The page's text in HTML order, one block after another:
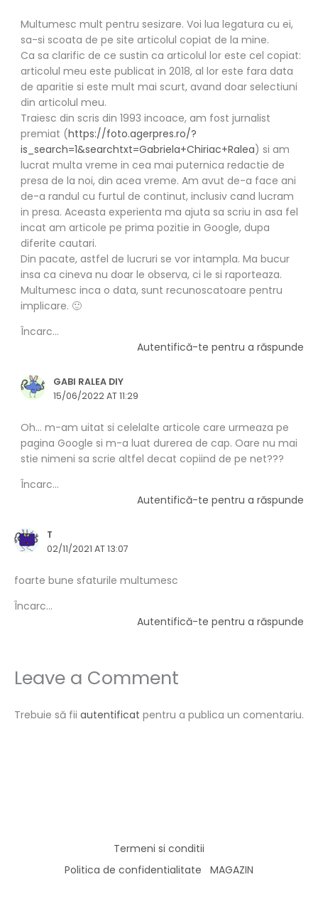
Multumesc mult pentru sesizare. Voi lua legatura cu ei,
sa-si scoata de pe site articolul copiat de la mine.
Ca sa clarific de ce sustin ca articolul lor este cel copiat:
articolul meu este publicat in 2018, al lor este fara data
de aparitie si este mult mai scurt, avand doar selectiuni
din articolul meu.
Traiesc din scris din 1993 incoace, am fost jurnalist
premiat (https://foto.agerpres.ro/?
is_search=1&searchtxt=Gabriela+Chiriac+Ralea) si am
lucrat multa vreme in cea mai puternica redactie de
presa de la noi, din acea vreme. Am avut de-a face ani
de-a randul cu furtul de continut, inclusiv cand lucram
in presa. Aceasta experienta ma ajuta sa scriu in asa fel
incat am articole pe prima pozitie in Google, dupa
diferite cautari.
Din pacate, astfel de lucruri se vor intampla. Ma bucur
insa ca cineva nu doar le observa, ci le si raporteaza.
Multumesc inca o data, sunt recunoscatoare pentru
implicare. 🙂
Încarc...
Autentifică-te pentru a răspunde
GABI RALEA DIY
15/06/2022 AT 11:29
Oh… m-am uitat si celelalte articole care urmeaza pe
pagina Google si m-a luat durerea de cap. Oare nu mai
stie nimeni sa scrie altfel decat copiind de pe net???
Încarc...
Autentifică-te pentru a răspunde
T
02/11/2021 AT 13:07
foarte bune sfaturile multumesc
Încarc...
Autentifică-te pentru a răspunde
Leave a Comment
Trebuie să fii autentificat pentru a publica un comentariu.
Termeni si conditii
Politica de confidentialitate
MAGAZIN